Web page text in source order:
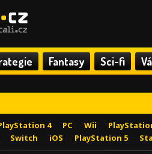
Fantasy Sci-fi
4 PC Wii
Switch iOS PlayStation 5